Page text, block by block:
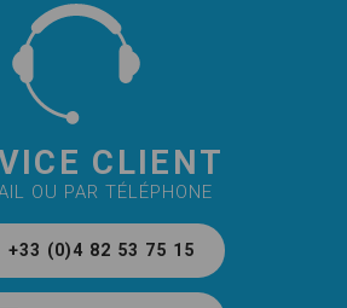
CLIENT
OU PAR TÉLÉPHONE
+33 (0)4 82 53 75 15